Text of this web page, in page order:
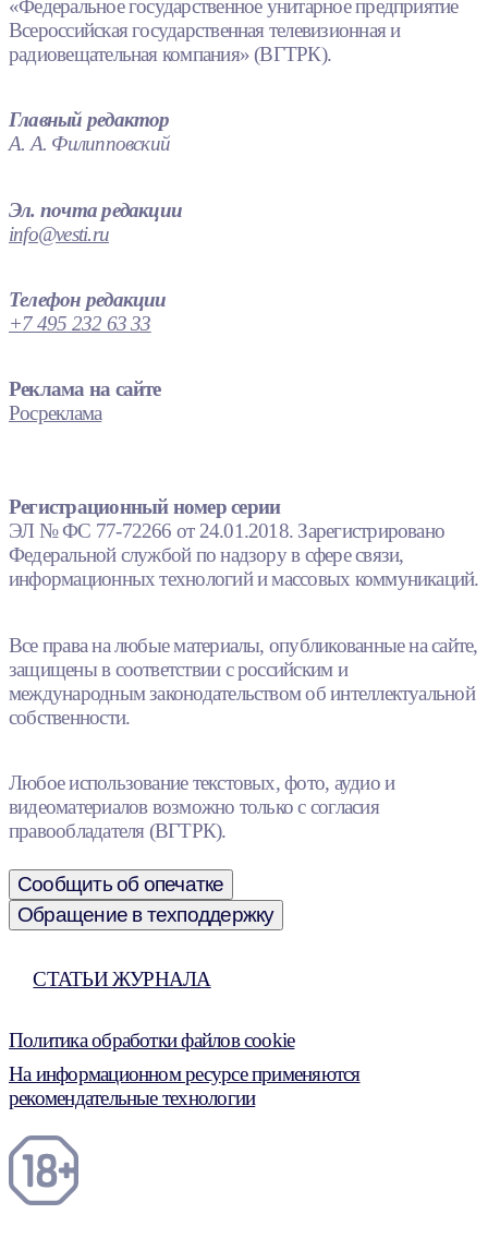
«Федеральное государственное унитарное предприятие
Всероссийская государственная телевизионная и
радиовещательная компания» (ВГТРК).
Главный редактор
А. А. Филипповский
Эл. почта редакции
info@vesti.ru
Телефон редакции
+7 495 232 63 33
Реклама на сайте
Росреклама
Регистрационный номер серии
ЭЛ № ФС 77-72266 от 24.01.2018. Зарегистрировано
Федеральной службой по надзору в сфере связи,
информационных технологий и массовых коммуникаций.
Все права на любые материалы, опубликованные на сайте,
защищены в соответствии с российским и
международным законодательством об интеллектуальной
собственности.
Любое использование текстовых, фото, аудио и
видеоматериалов возможно только с согласия
правообладателя (ВГТРК).
Сообщить об опечатке
Обращение в техподдержку
СТАТЬИ ЖУРНАЛА
Политика обработки файлов cookie
На информационном ресурсе применяются
рекомендательные технологии